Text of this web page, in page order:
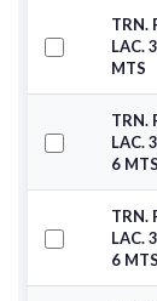
TRN.
LAC.
MTS
TRN.
LAC.
6 MTS
TRN.
LAC.
6 MTS